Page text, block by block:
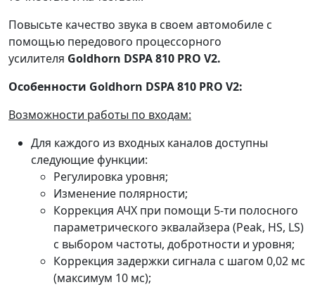
Повысьте качество звука в своем автомобиле с
помощью передового процессорного
усилителя Goldhorn DSPA 810 PRO V2.
Особенности Goldhorn DSPA 810 PRO V2:
Возможности работы по входам:
Для каждого из входных каналов доступны
следующие функции:
Регулировка уровня;
Изменение полярности;
Коррекция АЧХ при помощи 5-ти полосного
параметрического эквалайзера (Peak, HS, LS)
c выбором частоты, добротности и уровня;
Коррекция задержки сигнала с шагом 0,02 мс
(максимум 10 мс);